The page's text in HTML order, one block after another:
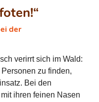
der
verirrt sich im Wald:
zu finden,
Bei den
ihren feinen Nasen